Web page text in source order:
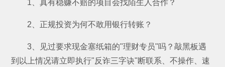
1、真有稳赚不赔的项目会找陌生人合作？
2、正规投资为何不敢用银行转账？
3、见过要求现金塞纸箱的"理财专员"吗？敲黑板遇
到以上情况请立即执行"反诈三字诀"断联系、不操作、速